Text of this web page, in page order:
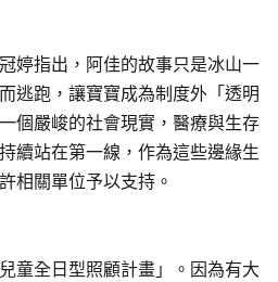
婷指出，阿佳的故事只是冰山一
逃跑，讓寶寶成為制度外「透明
個嚴峻的社會現實，醫療與生存
續站在第一線，作為這些邊緣生
相關單位予以支持。
童全日型照顧計畫」。因為有大